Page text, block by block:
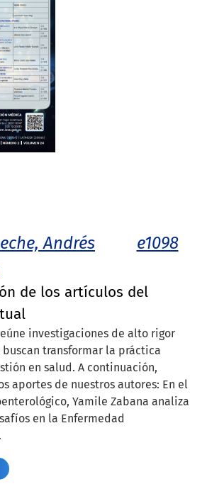
Andrés
e1098
de los artículos del
investigaciones de alto rigor
transformar la práctica
en salud. A continuación,
aportes de nuestros autores: En el
Yamile Zabana analiza
en la Enfermedad